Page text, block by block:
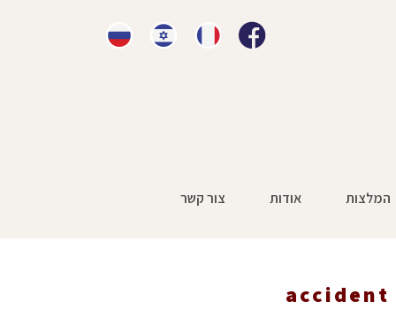
המלצות אודות צור קשר